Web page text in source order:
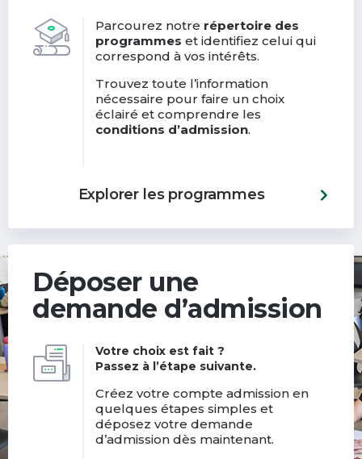
Parcourez notre répertoire des
programmes et identifiez celui qui
correspond à vos intérêts.
Trouvez toute l’information
nécessaire pour faire un choix
éclairé et comprendre les
conditions d’admission.
Explorer les programmes
Déposer une
demande d’admission
Votre choix est fait ?
Passez à l’étape suivante.
Créez votre compte admission en
quelques étapes simples et
déposez votre demande
d’admission dès maintenant.